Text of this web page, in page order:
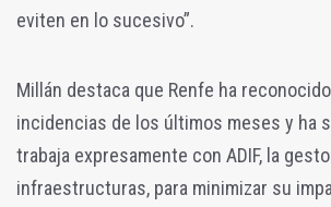
eviten en lo sucesivo”.
Millán destaca que Renfe ha
incidencias de los últimos meses y ha
trabaja expresamente con ADIF, la
infraestructuras, para minimizar su